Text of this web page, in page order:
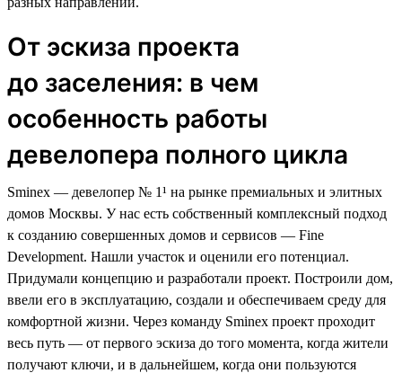
От эскиза проекта
до заселения: в чем
особенность работы
девелопера полного цикла
Sminex — девелопер № 1¹ на рынке премиальных и элитных
домов Москвы. У нас есть собственный комплексный подход
к созданию совершенных домов и сервисов — Fine
Development. Нашли участок и оценили его потенциал.
Придумали концепцию и разработали проект. Построили дом,
ввели его в эксплуатацию, создали и обеспечиваем среду для
комфортной жизни. Через команду Sminex проект проходит
весь путь — от первого эскиза до того момента, когда жители
получают ключи, и в дальнейшем, когда они пользуются